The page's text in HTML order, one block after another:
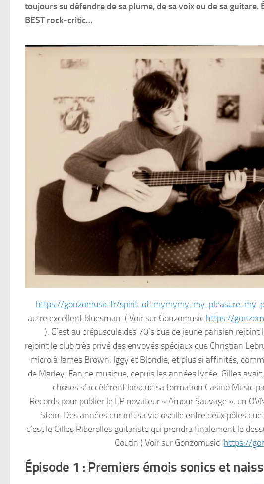
toujours su défendre de sa plume, de sa voix ou de sa guitare.
BEST rock-critic…
https://gonzomusic.fr/spirit-of-mymymy-my-pleasure-my-
autre excellent bluesman ( Voir sur Gonzomusic https://
). C’est au crépuscule des 70’s que ce jeune parisien
rejoint le club très privé des envoyés spéciaux que Christian
micro à James Brown, Iggy et Blondie, et plus si affinités,
de Marley. Fan de musique, depuis les années lycée, Gilles
choses s’accélèrent lorsque sa formation Casino Music
Records pour publier le LP novateur « Amour Sauvage », un
Stein. Des années durant, sa vie oscille entre deux pôles
c’est le Gilles Riberolles guitariste qui prendra finalement le
Coutin ( Voir sur Gonzomusic https://
Épisode 1 : Premiers émois sonics et